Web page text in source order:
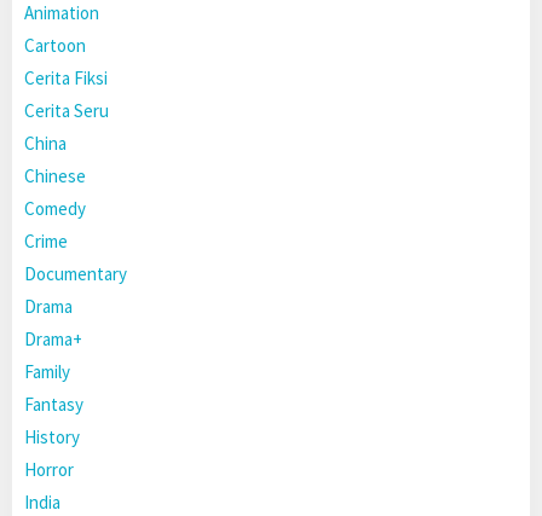
Animation
Cartoon
Cerita Fiksi
Cerita Seru
China
Chinese
Comedy
Crime
Documentary
Drama
Drama+
Family
Fantasy
History
Horror
India